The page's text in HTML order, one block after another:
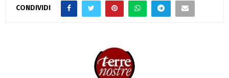
CONDIVIDI